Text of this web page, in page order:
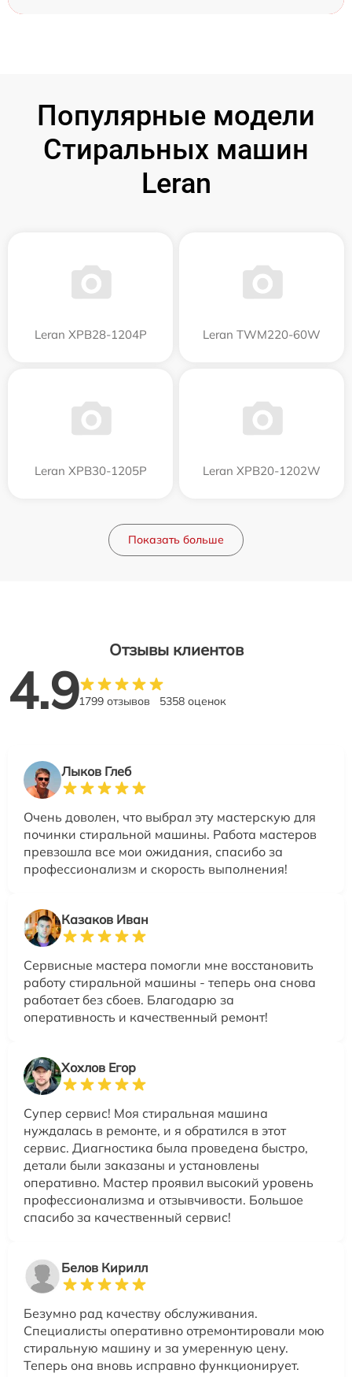
Популярные модели
Стиральных машин
Leran
Leran XPB28-1204P Leran TWM220-60W
Leran XPB30-1205P Leran XPB20-1202W
Показать больше
Отзывы клиентов
4.91799 отзывов 5358 оценок
Лыков Глеб
Очень доволен, что выбрал эту мастерскую для
починки стиральной машины. Работа мастеров
превзошла все мои ожидания, спасибо за
профессионализм и скорость выполнения!
Казаков Иван
Сервисные мастера помогли мне восстановить
работу стиральной машины - теперь она снова
работает без сбоев. Благодарю за
оперативность и качественный ремонт!
Хохлов Егор
Супер сервис! Моя стиральная машина
нуждалась в ремонте, и я обратился в этот
сервис. Диагностика была проведена быстро,
детали были заказаны и установлены
оперативно. Мастер проявил высокий уровень
профессионализма и отзывчивости. Большое
спасибо за качественный сервис!
Белов Кирилл
Безумно рад качеству обслуживания.
Специалисты оперативно отремонтировали мою
стиральную машину и за умеренную цену.
Теперь она вновь исправно функционирует.